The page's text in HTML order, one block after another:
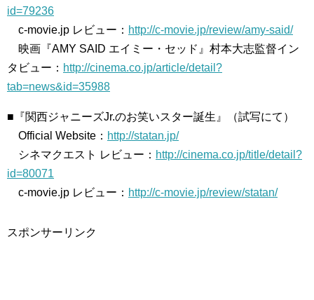
id=79236
c-movie.jp レビュー： http://c-movie.jp/review/amy-said/
映画『AMY SAID エイミー・セッド』村本大志監督イン
タビュー： http://cinema.co.jp/article/detail?
tab=news&id=35988
■『関西ジャニーズJr.のお笑いスター誕生』（試写にて）
Official Website： http://statan.jp/
シネマクエスト レビュー： http://cinema.co.jp/title/detail?
id=80071
c-movie.jp レビュー： http://c-movie.jp/review/statan/
スポンサーリンク